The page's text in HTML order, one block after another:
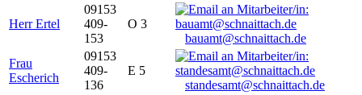
Herr Ertel
09153
409-
153
O 3
bauamt@schnaittach.de
Frau
Escherich
09153
409-
136
E 5
standesamt@schnaittach.de